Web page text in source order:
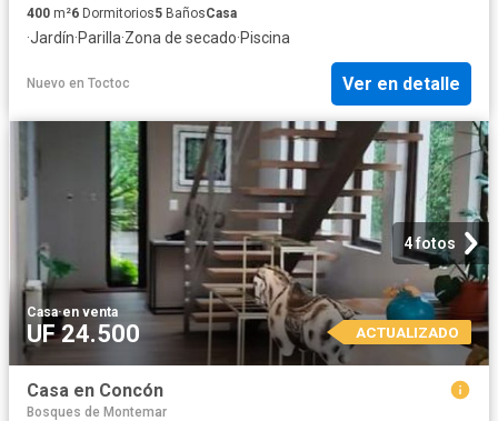
400 m²6 Dormitorios5 BañosCasa
·Jardín·Parilla·Zona de secado·Piscina
Nuevo en Toctoc Ver en detalle
4 fotos
Casa·en venta
UF 24.500 ACTUALIZADO
Casa en Concón
Bosques de Montemar